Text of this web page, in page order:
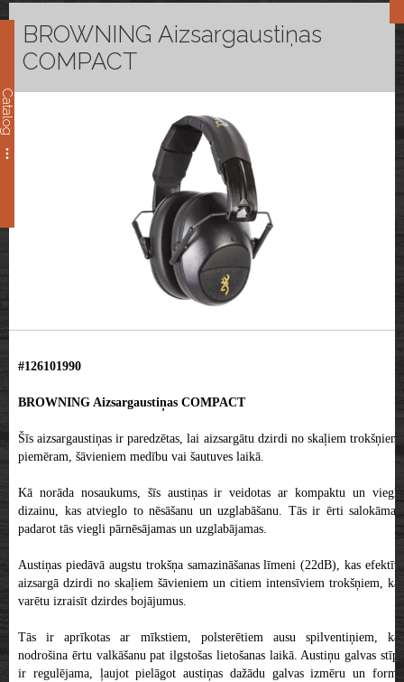
Catalog
BROWNING Aizsargaustiņas
COMPACT
#126101990
BROWNING Aizsargaustiņas COMPACT
Šīs aizsargaustiņas ir paredzētas, lai aizsargātu dzirdi no skaļiem trokšņiem,
piemēram, šāvieniem medību vai šautuves laikā.
Kā norāda nosaukums, šīs austiņas ir veidotas ar kompaktu un vieglu
dizainu, kas atvieglo to nēsāšanu un uzglabāšanu. Tās ir ērti salokāmas,
padarot tās viegli pārnēsājamas un uzglabājamas.
Austiņas piedāvā augstu trokšņa samazināšanas līmeni (22dB), kas efektīvi
aizsargā dzirdi no skaļiem šāvieniem un citiem intensīviem trokšņiem, kas
varētu izraisīt dzirdes bojājumus.
Tās ir aprīkotas ar mīkstiem, polsterētiem ausu spilventiņiem, kas
nodrošina ērtu valkāšanu pat ilgstošas lietošanas laikā. Austiņu galvas stīpa
ir regulējama, ļaujot pielāgot austiņas dažādu galvas izmēru un formu